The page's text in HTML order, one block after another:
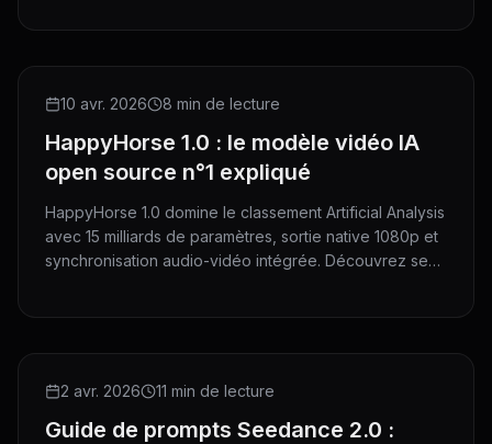
GUIDE
10 avr. 2026 8 min de lecture
HappyHorse 1.0 : le modèle vidéo IA
open source n°1 expliqué
HappyHorse 1.0 domine le classement Artificial Analysis
avec 15 milliards de paramètres, sortie native 1080p et
synchronisation audio-vidéo intégrée. Découvrez ses
GUIDE
2 avr. 2026 11 min de lecture
Guide de prompts Seedance 2.0 :